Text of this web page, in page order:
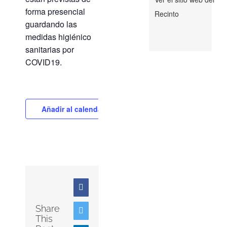
forma presencial
guardando las
medidas higiénico
sanitarias por
COVID19.
Añadir al calendario
Share
This
Recinto